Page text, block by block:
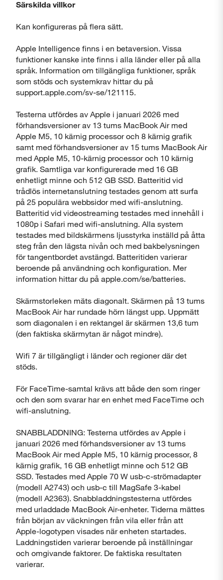
Särskilda villkor
Kan konfigureras på flera sätt.
Apple Intelligence finns i en betaversion. Vissa
funktioner kanske inte finns i alla länder eller på alla
språk. Information om tillgängliga funktioner, språk
som stöds och systemkrav hittar du på
support.apple.com/sv-se/121115.
Testerna utfördes av Apple i januari 2026 med
förhandsversioner av 13 tums MacBook Air med
Apple M5, 10 kärnig processor och 8 kärnig grafik
samt med förhandsversioner av 15 tums MacBook Air
med Apple M5, 10-kärnig processor och 10 kärnig
grafik. Samtliga var konfigurerade med 16 GB
enhetligt minne och 512 GB SSD. Batteritid vid
trådlös internetanslutning testades genom att surfa
på 25 populära webbsidor med wifi-anslutning.
Batteritid vid videostreaming testades med innehåll i
1080p i Safari med wifi-anslutning. Alla system
testades med bildskärmens ljusstyrka inställd på åtta
steg från den lägsta nivån och med bakbelysningen
för tangentbordet avstängd. Batteritiden varierar
beroende på användning och konfiguration. Mer
information hittar du på apple.com/se/batteries.
Skärmstorleken mäts diagonalt. Skärmen på 13 tums
MacBook Air har rundade hörn längst upp. Uppmätt
som diagonalen i en rektangel är skärmen 13,6 tum
(den faktiska skärmytan är något mindre).
Wifi 7 är tillgängligt i länder och regioner där det
stöds.
För FaceTime-samtal krävs att både den som ringer
och den som svarar har en enhet med FaceTime och
wifi-anslutning.
SNABBLADDNING: Testerna utfördes av Apple i
januari 2026 med förhandsversioner av 13 tums
MacBook Air med Apple M5, 10 kärnig processor, 8
kärnig grafik, 16 GB enhetligt minne och 512 GB
SSD. Testades med Apple 70 W usb-c-strömadapter
(modell A2743) och usb-c till MagSafe 3-kabel
(modell A2363). Snabbladdningstesterna utfördes
med urladdade MacBook Air-enheter. Tiderna mättes
från början av väckningen från vila eller från att
Apple-logotypen visades när enheten startades.
Laddningstiden varierar beroende på inställningar
och omgivande faktorer. De faktiska resultaten
varierar.